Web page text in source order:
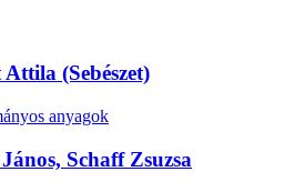
(Sebészet)
anyagok
Schaff Zsuzsa